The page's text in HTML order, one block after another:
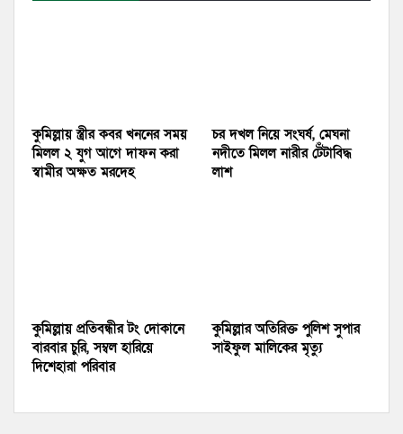
কুমিল্লায় স্ত্রীর কবর খননের সময়
মিলল ২ যুগ আগে দাফন করা
স্বামীর অক্ষত মরদেহ
চর দখল নিয়ে সংঘর্ষ, মেঘনা
নদীতে মিলল নারীর টেঁটাবিদ্ধ
লাশ
কুমিল্লায় প্রতিবন্ধীর টং দোকানে
বারবার চুরি, সম্বল হারিয়ে
দিশেহারা পরিবার
কুমিল্লার অতিরিক্ত পুলিশ সুপার
সাইফুল মালিকের মৃত্যু